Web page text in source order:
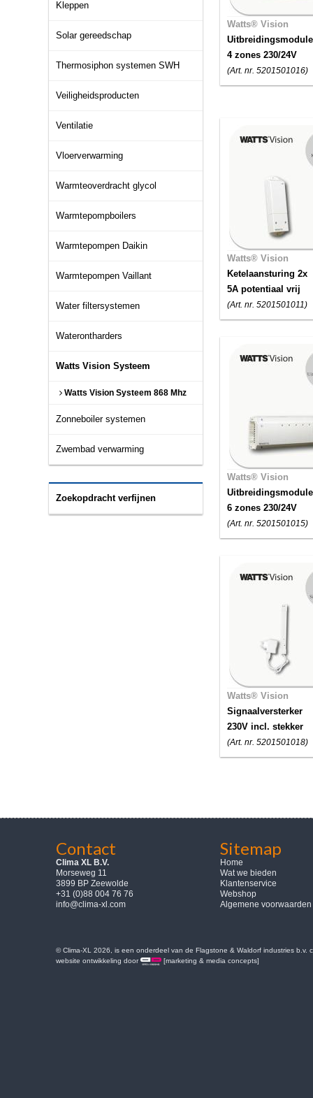
Kleppen
Solar gereedschap
Thermosiphon systemen SWH
Veiligheidsproducten
Ventilatie
Vloerverwarming
Warmteoverdracht glycol
Warmtepompboilers
Warmtepompen Daikin
Warmtepompen Vaillant
Water filtersystemen
Waterontharders
Watts Vision Systeem
Watts Vision Systeem 868 Mhz
Zonneboiler systemen
Zwembad verwarming
Zoekopdracht verfijnen
Watts® Vision
Uitbreidingsmodule
4 zones 230/24V
(Art. nr. 5201501016)
Watts® Vision
Ketelaansturing 2x
5A potentiaal vrij
(Art. nr. 5201501011)
Watts® Vision
Uitbreidingsmodule
6 zones 230/24V
(Art. nr. 5201501015)
Watts® Vision
Signaalversterker
230V incl. stekker
(Art. nr. 5201501018)
Contact
Clima XL B.V.
Morseweg 11
3899 BP Zeewolde
+31 (0)88 004 76 76
info@clima-xl.com
Sitemap
Home
Wat we bieden
Klantenservice
Webshop
Algemene voorwaarden
© Clima-XL 2026, is een onderdeel van de Flagstone & Waldorf industries b.v.
website ontwikkeling door
[marketing & media concepts]